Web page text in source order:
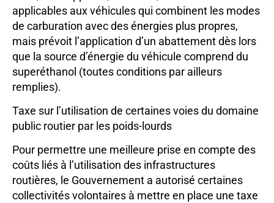
applicables aux véhicules qui combinent les modes
de carburation avec des énergies plus propres,
mais prévoit l’application d’un abattement dès lors
que la source d’énergie du véhicule comprend du
superéthanol (toutes conditions par ailleurs
remplies).
Taxe sur l’utilisation de certaines voies du domaine
public routier par les poids-lourds
Pour permettre une meilleure prise en compte des
coûts liés à l’utilisation des infrastructures
routières, le Gouvernement a autorisé certaines
collectivités volontaires à mettre en place une taxe